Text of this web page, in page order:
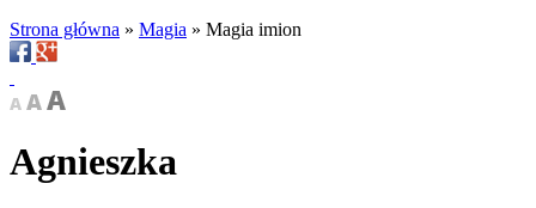
Strona główna » Magia » Magia imion
Agnieszka